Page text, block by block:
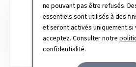
ne pouvant pas être refusés.
essentiels sont utilisés à des
et seront activés uniquement si
acceptez. Consulter notre
confidentialité.
rubriques
AIR